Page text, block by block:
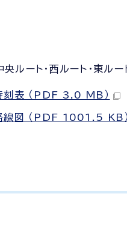
央ルート・西ルート・東ル
刻表 （PDF 3.0 MB）
線図 （PDF 1001.5 KB）